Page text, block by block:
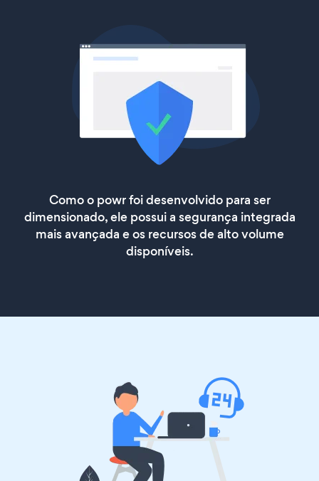
Como o powr foi desenvolvido para ser
dimensionado, ele possui a segurança integrada
mais avançada e os recursos de alto volume
disponíveis.